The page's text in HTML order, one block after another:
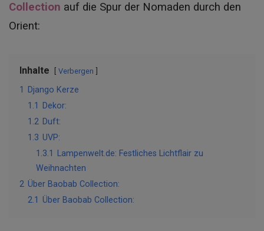
Collection auf die Spur der Nomaden durch den
Orient:
Inhalte Verbergen
1
Django Kerze
1.1
Dekor:
1.2 Duft:
1.3 UVP:
1.3.1
Lampenwelt.de: Festliches Lichtflair zu
Weihnachten
2 Über Baobab Collection:
2.1 Über Baobab Collection: